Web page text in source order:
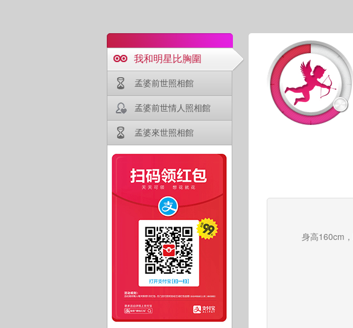
我和明星比胸圍
孟婆前世照相館
孟婆前世情人照相館
孟婆來世照相館
身高160cm，